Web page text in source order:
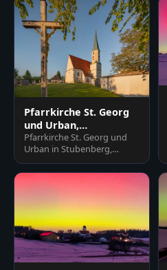
Pfarrkirche St. Georg
und Urban,
Stubenberg, Rottal-Inn
Pfarrkirche St. Georg und
Urban in Stubenberg,
Rottal-Inn, Niederbayern.
Historisches Gotteshaus
im…